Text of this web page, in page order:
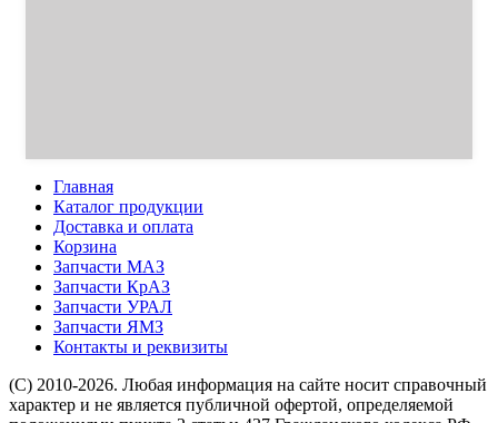
Главная
Каталог продукции
Доставка и оплата
Корзина
Запчасти МАЗ
Запчасти КрАЗ
Запчасти УРАЛ
Запчасти ЯМЗ
Контакты и реквизиты
(C) 2010-2026. Любая информация на сайте носит справочный
характер и не является публичной офертой, определяемой